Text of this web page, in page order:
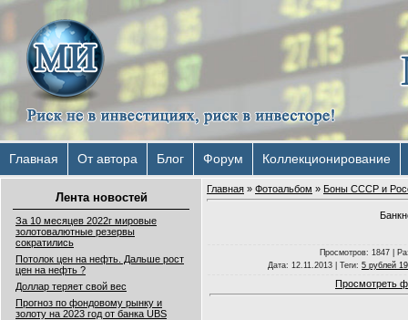
Главная От автора Блог Форум Коллекционирование
Лента новостей
За 10 месяцев 2022г мировые
золотовалютные резервы
сократились
Потолок цен на нефть. Дальше рост
цен на нефть ?
Доллар теряет свой вес
Прогноз по фондовому рынку и
золоту на 2023 год от банка UBS
Главная » Фотоальбом » Боны СССР и
Просмотров: 1847 |
Дата: 12.11.2013 | Теги: 5 рублей
Просмотреть